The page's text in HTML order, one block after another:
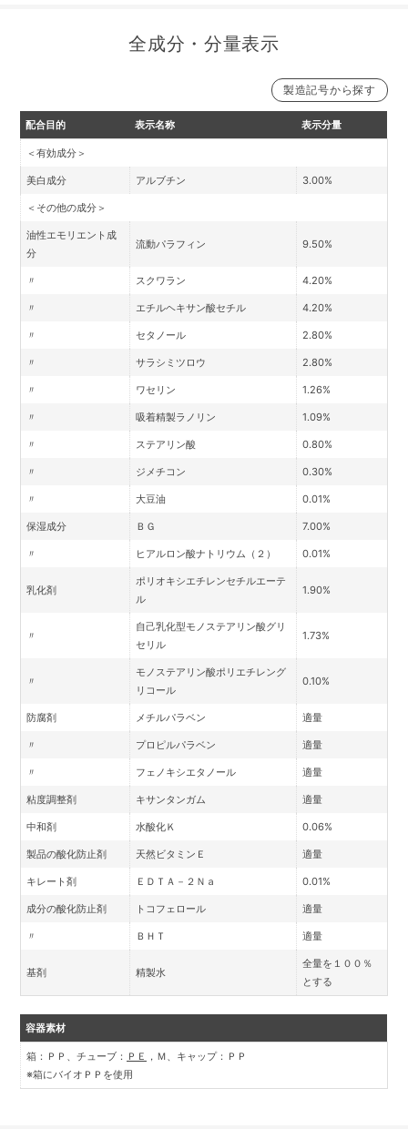
全成分・分量表示
製造記号から探す
製造番号20111の一部より変更 製造番号20111の一部まで 製造番号15041の一部まで
配合目的 表示名称 表示分量
＜有効成分＞
美白成分 アルブチン 3.00%
＜その他の成分＞
油性エモリエント成
分
流動パラフィン 9.50%
〃 スクワラン 4.20%
〃 エチルヘキサン酸セチル 4.20%
〃 セタノール 2.80%
〃 サラシミツロウ 2.80%
〃 ワセリン 1.26%
〃 吸着精製ラノリン 1.09%
〃 ステアリン酸 0.80%
〃 ジメチコン 0.30%
〃 大豆油 0.01%
保湿成分 ＢＧ 7.00%
〃 ヒアルロン酸ナトリウム（２） 0.01%
乳化剤
ポリオキシエチレンセチルエーテ
ル
1.90%
〃
自己乳化型モノステアリン酸グリ
セリル
1.73%
〃
モノステアリン酸ポリエチレング
リコール
0.10%
防腐剤 メチルパラベン 適量
〃 プロピルパラベン 適量
〃 フェノキシエタノール 適量
粘度調整剤 キサンタンガム 適量
中和剤 水酸化Ｋ 0.06%
製品の酸化防止剤 天然ビタミンＥ 適量
キレート剤 ＥＤＴＡ－２Ｎａ 0.01%
成分の酸化防止剤 トコフェロール 適量
〃 ＢＨＴ 適量
基剤 精製水
全量を１００％
とする
容器素材
箱：ＰＰ、チューブ： ＰＥ ，Ｍ、キャップ：ＰＰ
※箱にバイオＰＰを使用